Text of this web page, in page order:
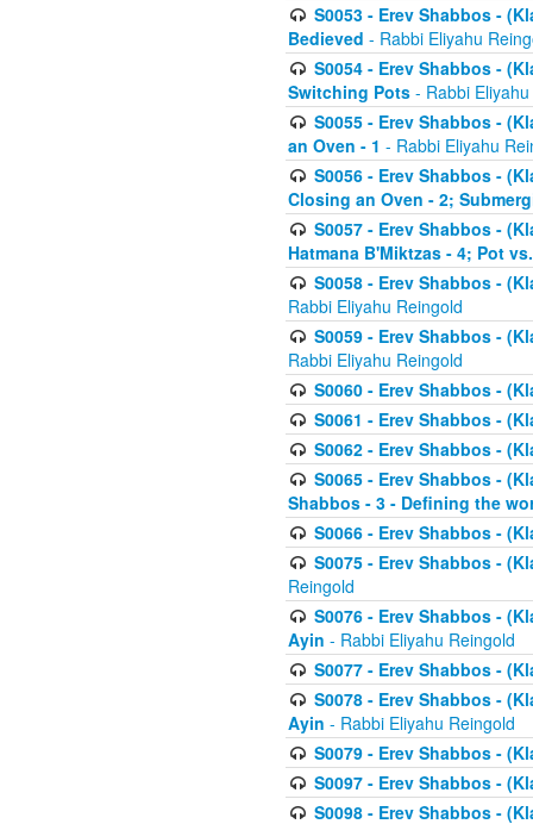
S0053 - Erev Shabbos -
Bedieved - Rabbi Eliyahu
S0054 - Erev Shabbos -
Switching Pots - Rabbi
S0055 - Erev Shabbos -
an Oven - 1 - Rabbi Eliyahu
S0056 - Erev Shabbos -
Closing an Oven - 2;
S0057 - Erev Shabbos -
Hatmana B'Miktzas - 4; Pot
S0058 - Erev Shabbos -
Rabbi Eliyahu Reingold
S0059 - Erev Shabbos -
Rabbi Eliyahu Reingold
S0060 - Erev Shabbos -
S0061 - Erev Shabbos -
S0062 - Erev Shabbos -
S0065 - Erev Shabbos -
Shabbos - 3 - Defining the
S0066 - Erev Shabbos -
S0075 - Erev Shabbos -
Reingold
S0076 - Erev Shabbos -
Ayin - Rabbi Eliyahu Reingold
S0077 - Erev Shabbos -
S0078 - Erev Shabbos -
Ayin - Rabbi Eliyahu Reingold
S0079 - Erev Shabbos -
S0097 - Erev Shabbos -
S0098 - Erev Shabbos -